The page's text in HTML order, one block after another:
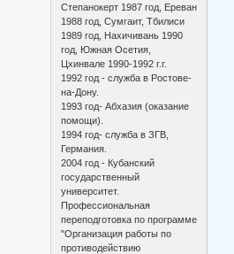
Степанокерт 1987 год, Ереван
1988 год, Сумгаит, Тбилиси
1989 год, Нахичивань 1990
год, Южная Осетия,
Цхинвале 1990-1992 г.г.
1992 год - служба в Ростове-
на-Дону.
1993 год- Абхазия (оказание
помощи).
1994 год- служба в ЗГВ,
Германия.
2004 год - Кубанский
государственный
университет.
Профессиональная
переподготовка по программе
"Организация работы по
противодействию